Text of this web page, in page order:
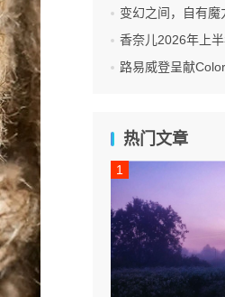
变幻之间，自有魔力 上海表THE
香奈儿2026年上
路易威登呈献Color
热门文章